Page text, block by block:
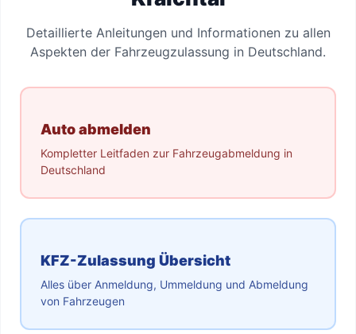
Detaillierte Anleitungen und Informationen zu allen
Aspekten der Fahrzeugzulassung in Deutschland.
Auto abmelden
Kompletter Leitfaden zur Fahrzeugabmeldung in
Deutschland
KFZ-Zulassung Übersicht
Alles über Anmeldung, Ummeldung und Abmeldung
von Fahrzeugen